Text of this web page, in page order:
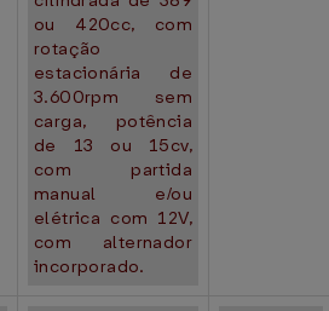
ou 420cc, com
rotação
estacionária de
3.600rpm sem
carga, potência
de 13 ou 15cv,
com partida
manual e/ou
elétrica com 12V,
com alternador
incorporado.